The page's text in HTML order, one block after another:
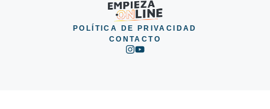
POLÍTICA DE PRIVACIDAD
CONTACTO